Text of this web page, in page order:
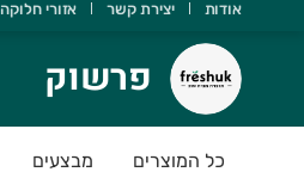
פרשוק
תודה שבחרת ב freshuk
אודות יצירת קשר אזורי חלוקה
פרשוק
כל המוצרים מבצעים